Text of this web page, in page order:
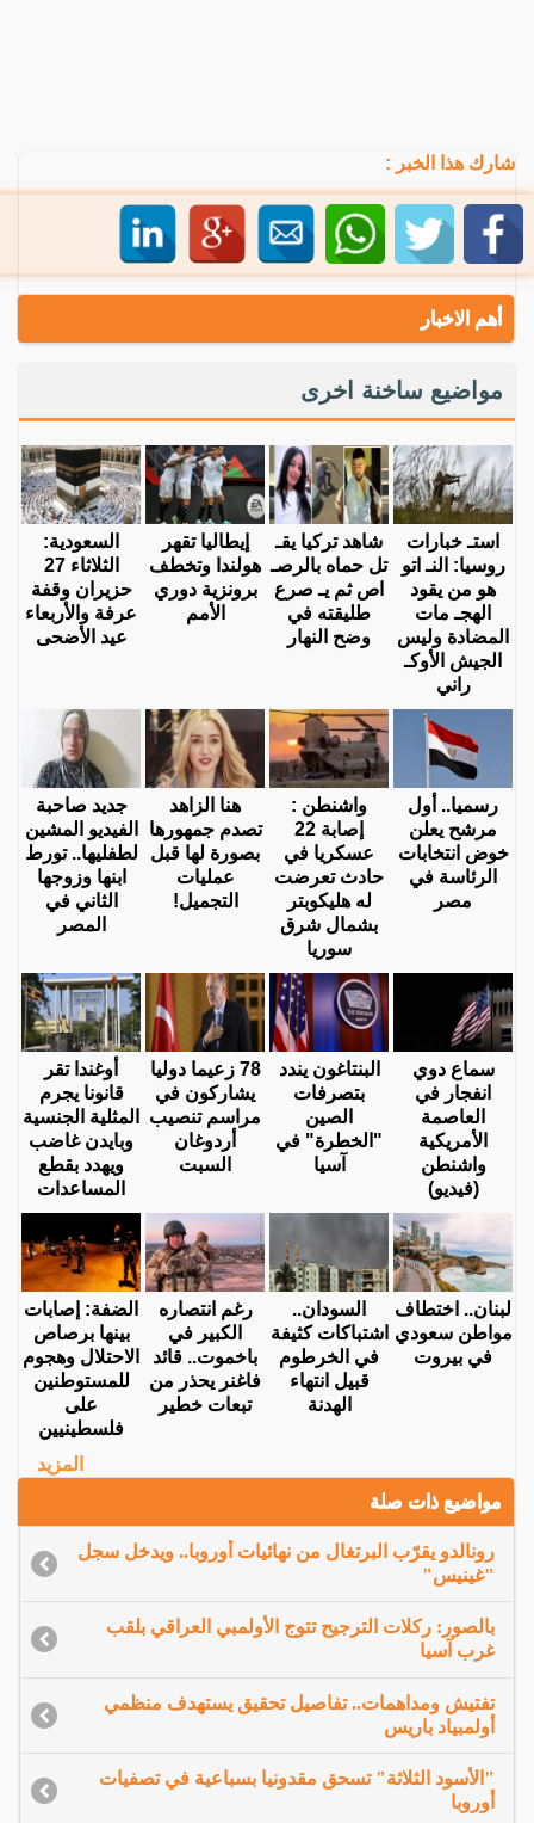
شارك هذا الخبر :
أهم الاخبار
مواضيع ساخنة اخرى
استـ خبارات
روسيا: النـ اتو
هو من يقود
الهجـ مات
المضادة وليس
الجيش الأوكـ
راني
شاهد تركيا يقـ
تل حماه بالرصـ
اص ثم يـ صرع
طليقته في
وضح النهار
إيطاليا تقهر
هولندا وتخطف
برونزية دوري
الأمم
السعودية:
الثلاثاء 27
حزيران وقفة
عرفة والأربعاء
عيد الأضحى
رسميا.. أول
مرشح يعلن
خوض انتخابات
الرئاسة في
مصر
واشنطن :
إصابة 22
عسكريا في
حادث تعرضت
له هليكوبتر
بشمال شرق
سوريا
هنا الزاهد
تصدم جمهورها
بصورة لها قبل
عمليات
التجميل!
جديد صاحبة
الفيديو المشين
لطفليها.. تورط
ابنها وزوجها
الثاني في
المصر
سماع دوي
انفجار في
العاصمة
الأمريكية
واشنطن
(فيديو)
البنتاغون يندد
بتصرفات
الصين
"الخطرة" في
آسيا
78 زعيما دوليا
يشاركون في
مراسم تنصيب
أردوغان
السبت
أوغندا تقر
قانونا يجرم
المثلية الجنسية
وبايدن غاضب
ويهدد بقطع
المساعدات
لبنان.. اختطاف
مواطن سعودي
في بيروت
السودان..
اشتباكات كثيفة
في الخرطوم
قبيل انتهاء
الهدنة
رغم انتصاره
الكبير في
باخموت.. قائد
فاغنر يحذر من
تبعات خطير
الضفة: إصابات
بينها برصاص
الاحتلال وهجوم
للمستوطنين
على
فلسطينيين
المزيد
مواضيع ذات صلة
رونالدو يقرّب البرتغال من نهائيات أوروبا.. ويدخل سجل
"غينيس"
بالصور: ركلات الترجيح تتوج الأولمبي العراقي بلقب
غرب آسيا
تفتيش ومداهمات.. تفاصيل تحقيق يستهدف منظمي
أولمبياد باريس
"الأسود الثلاثة" تسحق مقدونيا بسباعية في تصفيات
أوروبا